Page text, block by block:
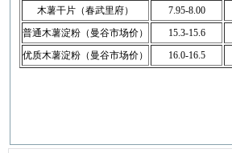
木薯干片（春武里府）
7.95-8.00
普通木薯淀粉（曼谷市场价）
15.3-15.6
优质木薯淀粉（曼谷市场价）
16.0-16.5